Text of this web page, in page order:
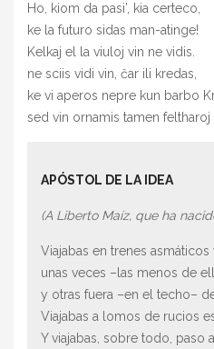
Ho, kiom da pasi’, kia certeco,
ke la futuro sidas man-atinge!
Kelkaj el la viuloj vin ne vidis.
ne sciis vidi vin, ĉar ili kredas,
ke vi aperos nepre kun barbo
sed vin ornamis tamen feltharoj
APÓSTOL DE LA IDEA
(A Liberto Maíz, que ha
Viajabas en trenes asmáticos
unas veces –las menos de
y otras fuera –en el techo–
Viajabas a lomos de rucios
Y viajabas, sobre todo, paso